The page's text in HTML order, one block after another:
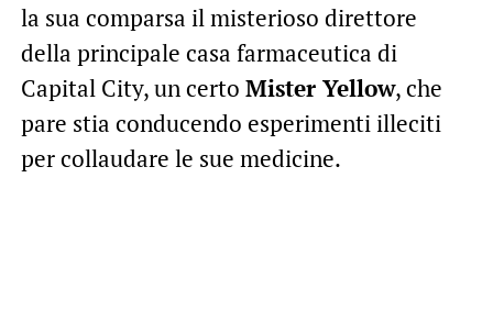
la sua comparsa il misterioso direttore
della principale casa farmaceutica di
Capital City, un certo Mister Yellow, che
pare stia conducendo esperimenti illeciti
per collaudare le sue medicine.